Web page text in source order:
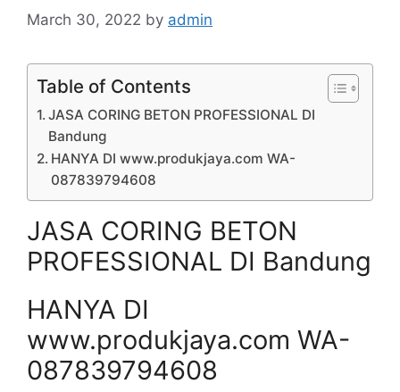
March 30, 2022 by admin
Table of Contents
JASA CORING BETON PROFESSIONAL DI
Bandung
HANYA DI www.produkjaya.com WA-
087839794608
JASA CORING BETON
PROFESSIONAL DI Bandung
HANYA DI
www.produkjaya.com WA-
087839794608